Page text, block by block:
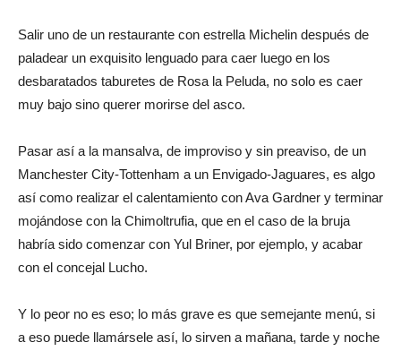
Salir uno de un restaurante con estrella Michelin después de
paladear un exquisito lenguado para caer luego en los
desbaratados taburetes de Rosa la Peluda, no solo es caer
muy bajo sino querer morirse del asco.
Pasar así a la mansalva, de improviso y sin preaviso, de un
Manchester City-Tottenham a un Envigado-Jaguares, es algo
así como realizar el calentamiento con Ava Gardner y terminar
mojándose con la Chimoltrufia, que en el caso de la bruja
habría sido comenzar con Yul Briner, por ejemplo, y acabar
con el concejal Lucho.
Y lo peor no es eso; lo más grave es que semejante menú, si
a eso puede llamársele así, lo sirven a mañana, tarde y noche